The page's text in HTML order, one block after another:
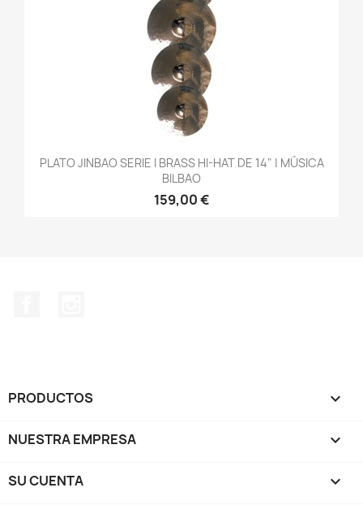
PLATO JINBAO SERIE I BRASS HI-HAT DE 14" | MÚSICA
BILBAO
159,00 €
PRODUCTOS 
NUESTRA EMPRESA 
SU CUENTA 